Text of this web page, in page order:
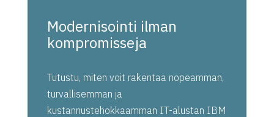
Modernisointi ilman
kompromisseja
Tutustu, miten voit rakentaa nopeamman,
turvallisemman ja
kustannustehokkaamman IT-alustan IBM